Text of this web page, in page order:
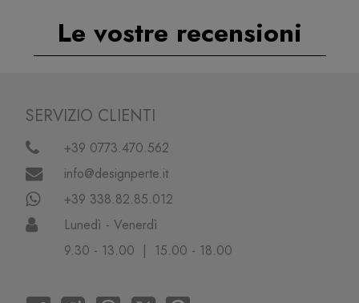
Le vostre recensioni
SERVIZIO CLIENTI
+39 0773.470.562
info@designperte.it
+39 338.82.85.012
Lunedì - Venerdì
9.30 - 13.00 | 15.00 - 18.00